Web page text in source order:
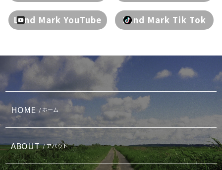
Land Mark YouTube Land Mark Tik Tok
HOME / ホーム
ABOUT / アバウト